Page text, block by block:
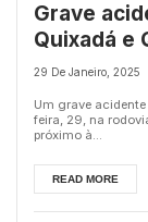
Grave
Quixadá e
29 De Janeiro, 2025
Um grave
feira, 29, na
próximo à...
READ MORE